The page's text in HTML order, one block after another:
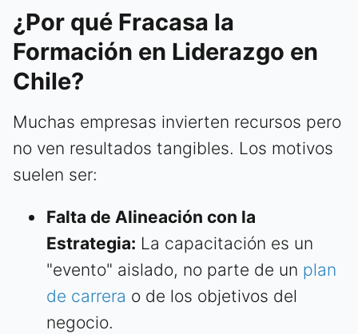
¿Por qué Fracasa la
Formación en Liderazgo en
Chile?
Muchas empresas invierten recursos pero
no ven resultados tangibles. Los motivos
suelen ser:
Falta de Alineación con la
Estrategia: La capacitación es un
"evento" aislado, no parte de un plan
de carrera o de los objetivos del
negocio.